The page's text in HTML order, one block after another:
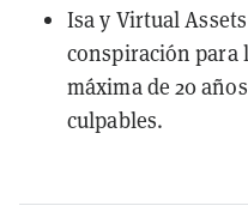
Isa y Virtual
conspiración para
máxima de 20
culpables.